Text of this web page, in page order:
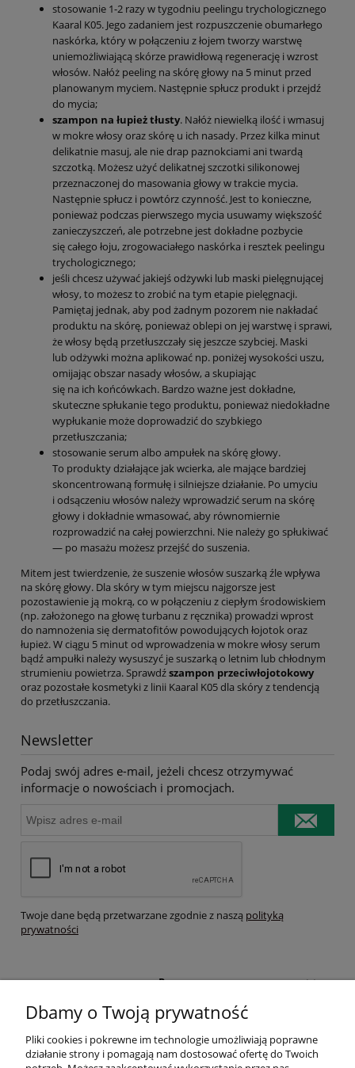
stosowanie 1-2 razy w tygodniu peelingu trychologicznego
Kaaral K05. Jego zadaniem jest rozpuszczenie obumarłego
naskórka, który w połączeniu z łojem tworzy warstwę
uniemożliwiającą skórze prawidłową regenerację i wzrost
włosów. Nałóż peeling na skórę głowy na 5 minut przed
planowanym myciem. Następnie spłucz produkt i przejdź
do mycia;
szampon na łupież tłusty. Nałóż niewielką ilość i wmasuj
w mokre włosy oraz skórę u ich nasady. Przez kilka minut
delikatnie masuj, ale nie drap paznokciami ani twardą
szczotką. Możesz użyć delikatnej szczotki silikonowej
przeznaczonej do masowania głowy w trakcie mycia.
Następnie spłucz i powtórz czynność. Jest to konieczne,
ponieważ podczas pierwszego mycia usuwamy większość
zanieczyszczeń, ale potrzebne jest dokładne pozbycie
się całego łoju, zrogowaciałego naskórka i resztek peelingu
trychologicznego;
jeśli chcesz używać jakiejś odżywki lub maski pielęgnującej
włosy, to możesz to zrobić na tym etapie pielęgnacji.
Pamiętaj jednak, aby pod żadnym pozorem nie nakładać
produktu na skórę, ponieważ oblepi on jej warstwę i sprawi,
że włosy będą przetłuszczały się jeszcze szybciej. Maski
lub odżywki można aplikować np. poniżej wysokości uszu,
omijając obszar nasady włosów, a skupiając
się na ich końcówkach. Bardzo ważne jest dokładne,
skuteczne spłukanie tego produktu, ponieważ niedokładne
wypłukanie może doprowadzić do szybkiego
przetłuszczania;
stosowanie serum albo ampułek na skórę głowy.
To produkty działające jak wcierka, ale mające bardziej
skoncentrowaną formułę i silniejsze działanie. Po umyciu
i odsączeniu włosów należy wprowadzić serum na skórę
głowy i dokładnie wmasować, aby równomiernie
rozprowadzić na całej powierzchni. Nie należy go spłukiwać
— po masażu możesz przejść do suszenia.
Mitem jest twierdzenie, że suszenie włosów suszarką źle wpływa
na skórę głowy. Dla skóry w tym miejscu najgorsze jest
pozostawienie ją mokrą, co w połączeniu z ciepłym środowiskiem
(np. założonego na głowę turbanu z ręcznika) prowadzi wprost
do namnożenia się dermatofitów powodujących łojotok oraz
łupież. W ciągu 5 minut od wprowadzenia w mokre włosy serum
bądź ampułki należy wysuszyć je suszarką o letnim lub chłodnym
strumieniu powietrza. Sprawdźszampon przeciwłojotokowy
oraz pozostałe kosmetyki z linii Kaaral K05 dla skóry z tendencją
do przetłuszczania.
Newsletter
Podaj swój adres e-mail, jeżeli chcesz otrzymywać
informacje o nowościach i promocjach.
Twoje dane będą przetwarzane zgodnie z naszą polityką
prywatności
Pomoc
Moje konto
Płatności i dostawa
Dbamy o Twoją prywatność
Pliki cookies i pokrewne im technologie umożliwiają poprawne
działanie strony i pomagają nam dostosować ofertę do Twoich